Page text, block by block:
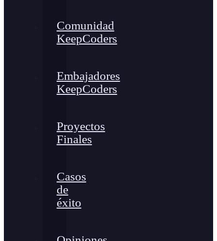
Comunidad
KeepCoders
Embajadores
KeepCoders
Proyectos
Finales
Casos
de
éxito